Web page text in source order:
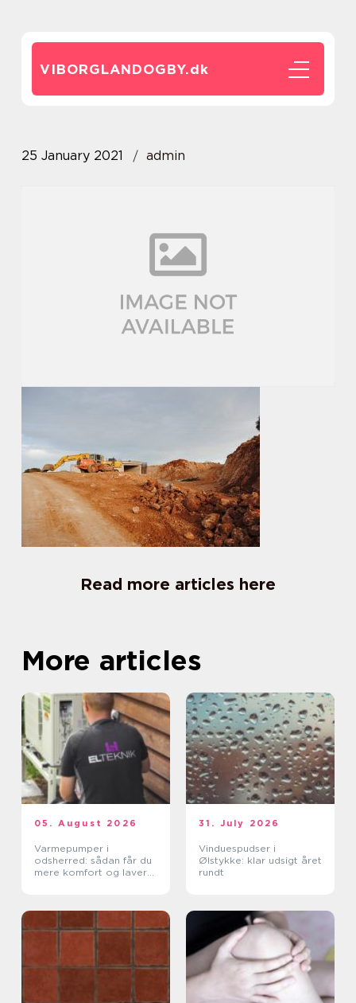
VIBORGLANDOGBY.dk
25 January 2021 admin
Read more articles here
More articles
05. August 2026
Varmepumper i
odsherred: sådan får du
mere komfort og lavere
31. July 2026
Vinduespudser i
Ølstykke: klar udsigt året
rundt